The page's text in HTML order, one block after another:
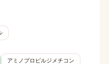
アミノプロピルジメチコン